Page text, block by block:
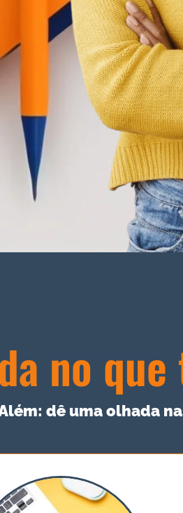
no
dê uma olhada